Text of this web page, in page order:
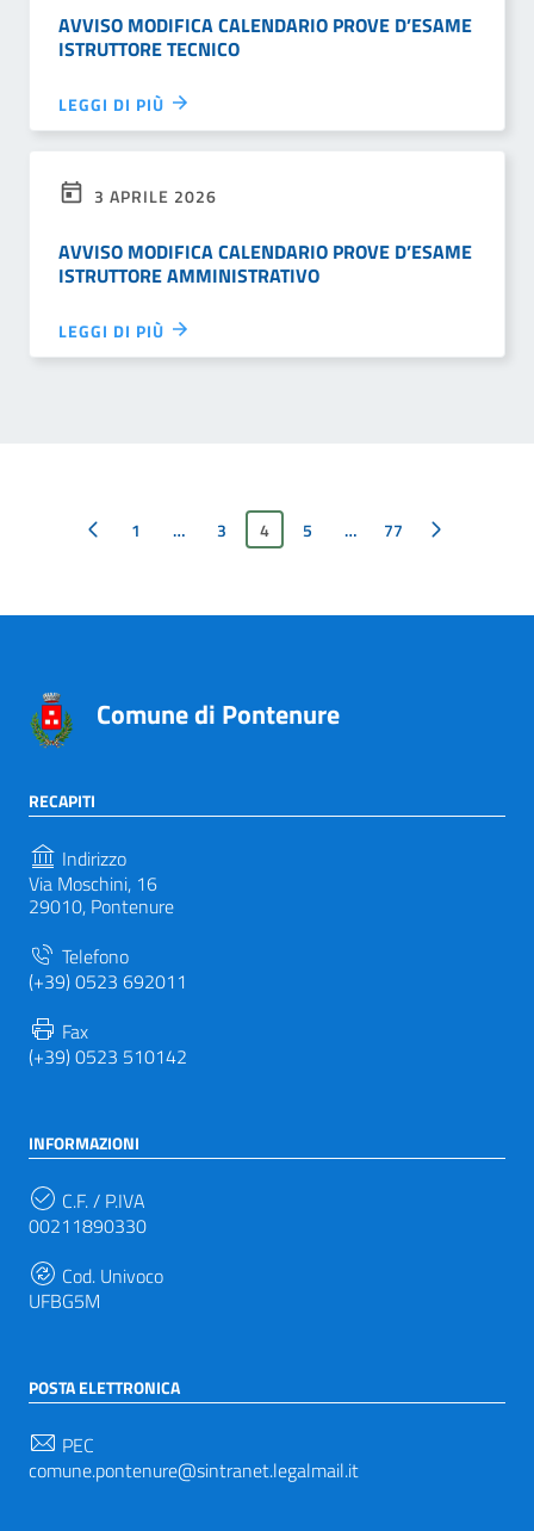
AVVISO MODIFICA CALENDARIO PROVE D’ESAME
ISTRUTTORE TECNICO
LEGGI DI PIÙ
3 APRILE 2026
AVVISO MODIFICA CALENDARIO PROVE D’ESAME
ISTRUTTORE AMMINISTRATIVO
LEGGI DI PIÙ
Pagina precedente
1 … 3 4 5 … 77
Pagina successiva
Comune di Pontenure
RECAPITI
Indirizzo
Via Moschini, 16
29010, Pontenure
Telefono
(+39) 0523 692011
Fax
(+39) 0523 510142
INFORMAZIONI
C.F. / P.IVA
00211890330
Cod. Univoco
UFBG5M
POSTA ELETTRONICA
PEC
comune.pontenure@sintranet.legalmail.it